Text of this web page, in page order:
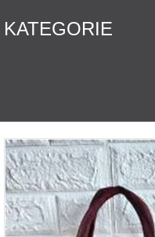
KATEGORIE